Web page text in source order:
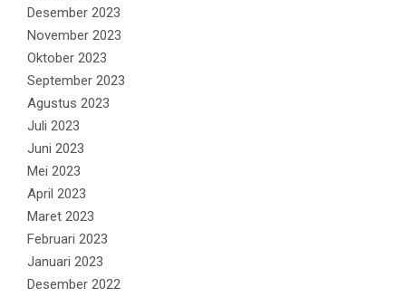
Desember 2023
November 2023
Oktober 2023
September 2023
Agustus 2023
Juli 2023
Juni 2023
Mei 2023
April 2023
Maret 2023
Februari 2023
Januari 2023
Desember 2022